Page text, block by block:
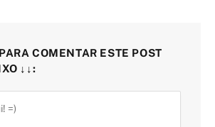
COMENTAR ESTE POST
↓↓: